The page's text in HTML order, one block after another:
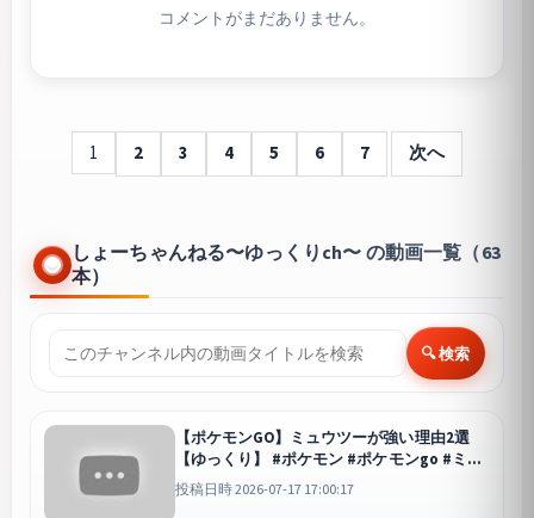
コメントがまだありません。
1 2 3 4 5 6 7 次へ
しょーちゃんねる〜ゆっくりch〜 の動画一覧（63
本）
🔍 検索
【ポケモンGO】ミュウツーが強い理由2選
【ゆっくり】 #ポケモン #ポケモンgo #ミュ
ウツー
GO
投稿日時 2026-07-17 17:00:17